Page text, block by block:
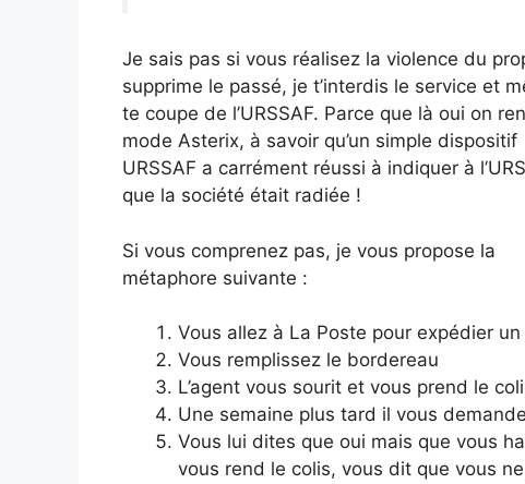
Je sais pas si vous réalisez la violence du
supprime le passé, je t’interdis le service et
te coupe de l’URSSAF. Parce que là oui on
mode Asterix, à savoir qu’un simple dispositif
URSSAF a carrément réussi à indiquer à
que la société était radiée !
Si vous comprenez pas, je vous propose la
métaphore suivante :
Vous allez à La Poste pour expédier un
Vous remplissez le bordereau
L’agent vous sourit et vous prend le
Une semaine plus tard il vous
Vous lui dites que oui mais que vous
vous rend le colis, vous dit que vous